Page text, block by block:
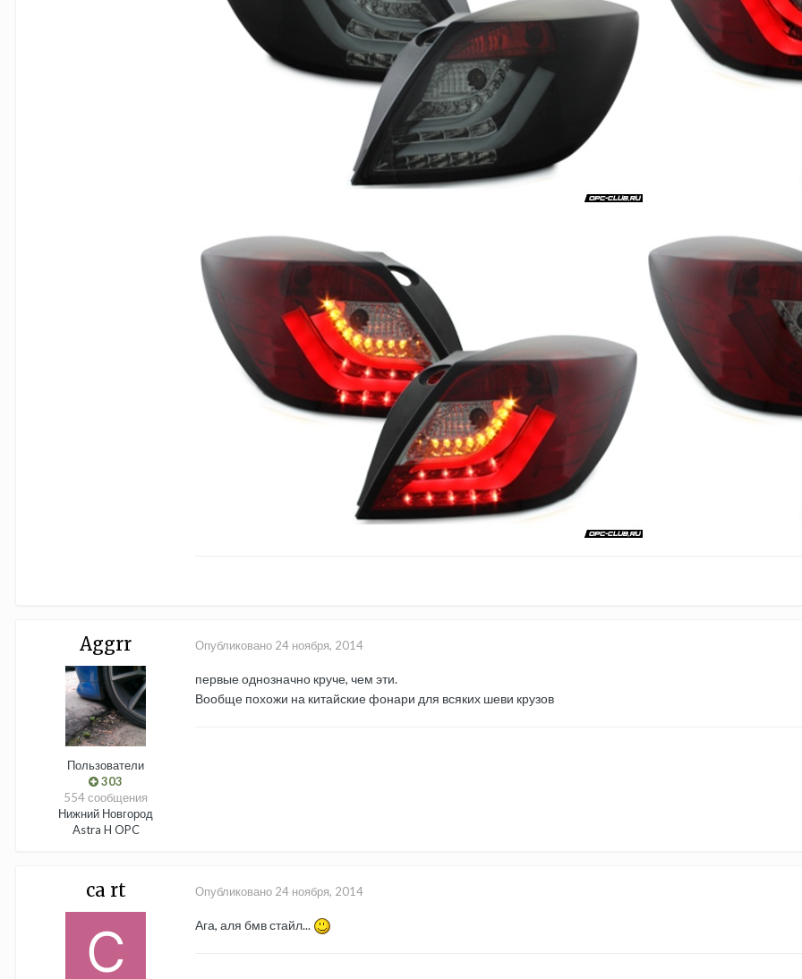
Aggrr
Пользователи
303
554 сообщения
Нижний Новгород
Astra H OPC
Опубликовано 24 ноября, 2014
первые однозначно круче, чем эти.
Вообще похожи на китайские фонари для всяких шеви крузов
ca rt Опубликовано 24 ноября, 2014
Ага, аля бмв стайл...